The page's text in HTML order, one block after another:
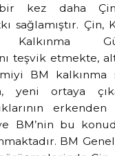
bir kez daha
sağlamıştır. Çin,
Kalkınma
teşvik etmekte,
BM kalkınma
yeni ortaya
erkenden
BM’nin bu
BM